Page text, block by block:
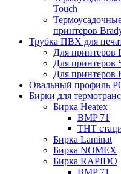
Touch
принтеров
Трубка ПВХ для
Для принтеров
Для принтеров
Для
Овальный профиль
Бирки для
Бирка Heatex
BMP 71
THT
Бирка Laminat
Бирка NOMEX
Бирка RAPIDO
BMP 71